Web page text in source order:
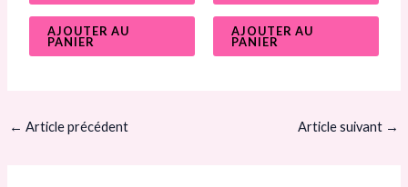
0
s
AJOUTER AU
PANIER
0
s
AJOUTER AU
PANIER
← Article précédent Article suivant →